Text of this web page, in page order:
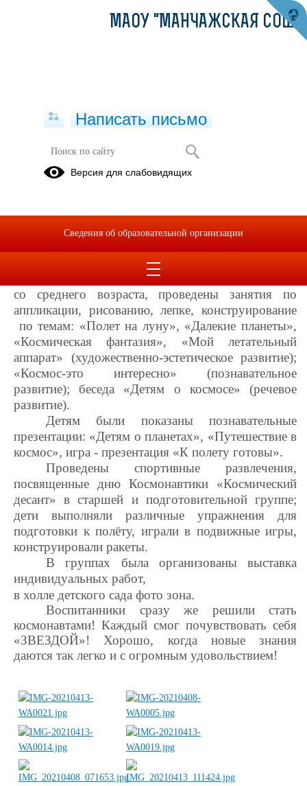
День космонавтики
В группах были организованы выставки
интересом рассматривали книги с выставки.
В рамках недели во всех группах, начиная
со среднего возраста, проведены занятия по
аппликации, рисованию, лепке, конструирование
по темам: «Полет на луну», «Далекие планеты»,
«Космическая фантазия», «Мой летательный
аппарат» (художественно-эстетическое развитие);
«Космос-это интересно» (познавательное
развитие); беседа «Детям о космосе» (речевое
развитие).
Детям были показаны познавательные
презентации: «Детям о планетах», «Путешествие в
космос», игра - презентация «К полету готовы».
Проведены спортивные развлечения,
посвященные дню Космонавтики «Космический
десант» в старшей и подготовительной группе;
дети выполняли различные упражнения для
подготовки к полёту, играли в подвижные игры,
конструировали ракеты.
В группах была организованы выставка
индивидуальных работ,
в холле детского сада фото зона.
Воспитанники сразу же решили стать
космонавтами! Каждый смог почувствовать себя
«ЗВЕЗДОЙ»! Хорошо, когда новые знания
даются так легко и с огромным удовольствием!
МАОУ "МАНЧАЖСКАЯ СОШ"
Написать письмо
Версия для слабовидящих
Сведения об образовательной организации